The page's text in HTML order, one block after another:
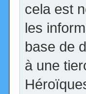
cela est
les
base de
à une